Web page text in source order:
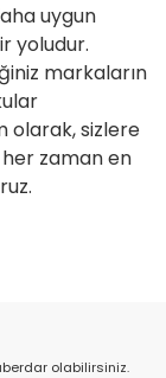
uygun
yoludur.
markaların
olarak, sizlere
zaman en
olabilirsiniz.